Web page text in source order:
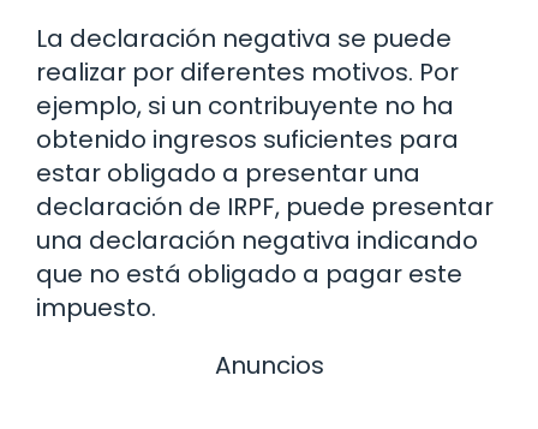
La declaración negativa se puede
realizar por diferentes motivos. Por
ejemplo, si un contribuyente no ha
obtenido ingresos suficientes para
estar obligado a presentar una
declaración de IRPF, puede presentar
una declaración negativa indicando
que no está obligado a pagar este
impuesto.
Anuncios